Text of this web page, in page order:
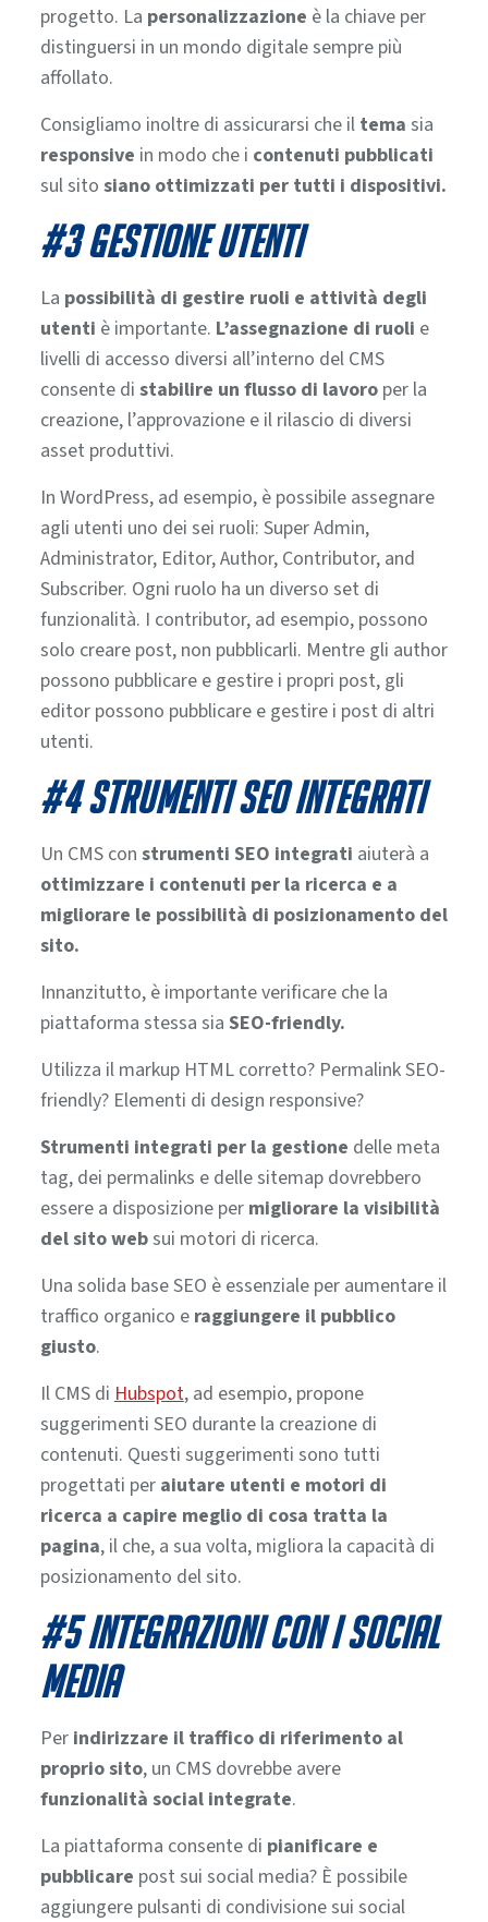
progetto. La personalizzazione è la chiave per
distinguersi in un mondo digitale sempre più
affollato.
Consigliamo inoltre di assicurarsi che il tema sia
responsive in modo che i contenuti pubblicati
sul sito siano ottimizzati per tutti i dispositivi.
#3 GESTIONE UTENTI
La possibilità di gestire ruoli e attività degli
utenti è importante. L’assegnazione di ruoli e
livelli di accesso diversi all’interno del CMS
consente di stabilire un flusso di lavoroper la
creazione, l’approvazione e il rilascio di diversi
asset produttivi.
In WordPress, ad esempio, è possibile assegnare
agli utenti uno dei sei ruoli: Super Admin,
Administrator, Editor, Author, Contributor, and
Subscriber. Ogni ruolo ha un diverso set di
funzionalità. I contributor, ad esempio, possono
solo creare post, non pubblicarli. Mentre gli author
possono pubblicare e gestire i propri post, gli
editor possono pubblicare e gestire i post di altri
utenti.
#4 STRUMENTI SEO INTEGRATI
Un CMS con strumenti SEO integrati aiuterà a
ottimizzare i contenuti per la ricerca e a
migliorare le possibilità di posizionamento del
sito.
Innanzitutto, è importante verificare che la
piattaforma stessa sia SEO-friendly.
Utilizza il markup HTML corretto? Permalink SEO-
friendly? Elementi di design responsive?
Strumenti integrati per la gestione delle meta
tag, dei permalinks e delle sitemap dovrebbero
essere a disposizione per migliorare la visibilità
del sito websui motori di ricerca.
Una solida base SEO è essenziale per aumentare il
traffico organico e raggiungere il pubblico
giusto.
Il CMS diHubspot, ad esempio, propone
suggerimenti SEO durante la creazione di
contenuti. Questi suggerimenti sono tutti
progettati per aiutare utenti e motori di
ricerca a capire meglio di cosa tratta la
pagina, il che, a sua volta, migliora la capacità di
posizionamento del sito.
#5 INTEGRAZIONI CON I SOCIAL
MEDIA
Per indirizzare il traffico di riferimento al
proprio sito, un CMS dovrebbe avere
funzionalità social integrate.
La piattaforma consente di pianificare e
pubblicare post sui social media? È possibile
aggiungere pulsanti di condivisione sui social